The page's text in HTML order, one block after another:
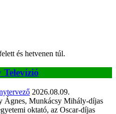
és hetvenen túl.
2026.08.09.
Ágnes, Munkácsy Mihály-díjas
oktató, az Oscar-díjas